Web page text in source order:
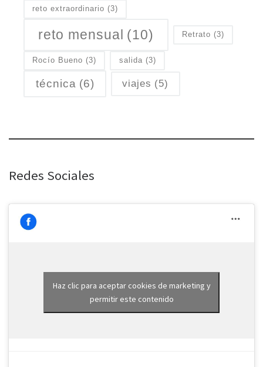
reto extraordinario (3)
reto mensual (10) Retrato (3)
Rocío Bueno (3) salida (3)
técnica (6) viajes (5)
Redes Sociales
Haz clic para aceptar cookies de marketing y
permitir este contenido